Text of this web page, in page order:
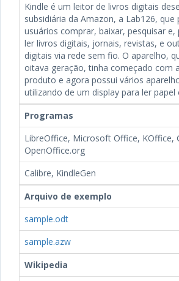
Kindle é um leitor de livros digitais
subsidiária da Amazon, a Lab126, que
usuários comprar, baixar, pesquisar e,
ler livros digitais, jornais, revistas, e
digitais via rede sem fio. O aparelho,
oitava geração, tinha começado com
produto e agora possui vários
utilizando de um display para ler papel
Programas
LibreOffice, Microsoft Office, KOffice,
OpenOffice.org
Calibre, KindleGen
Arquivo de exemplo
sample.odt
sample.azw
Wikipedia